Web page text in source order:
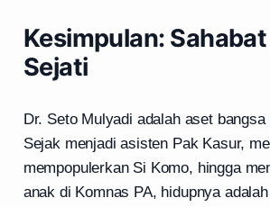
Kesimpulan:
Sejati
Dr. Seto Mulyadi adalah aset
Sejak menjadi asisten Pak Kasur,
mempopulerkan Si Komo, hingga
anak di Komnas PA, hidupnya